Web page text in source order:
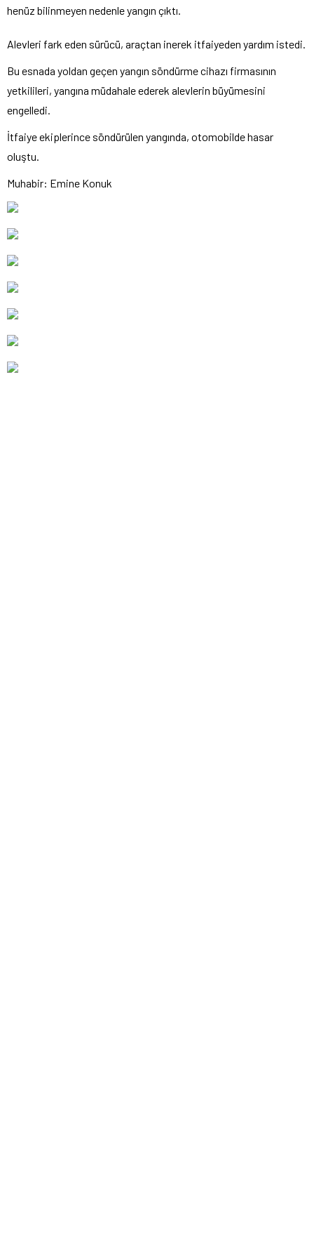
henüz bilinmeyen nedenle yangın çıktı.
Alevleri fark eden sürücü, araçtan inerek itfaiyeden yardım istedi.
Bu esnada yoldan geçen yangın söndürme cihazı firmasının
yetkilileri, yangına müdahale ederek alevlerin büyümesini
engelledi.
İtfaiye ekiplerince söndürülen yangında, otomobilde hasar
oluştu.
Muhabir: Emine Konuk